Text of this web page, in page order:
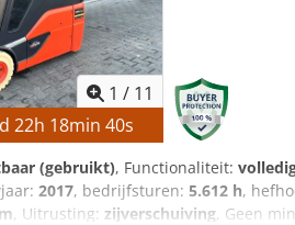
1 / 11
22h 18min 38s
(gebruikt), Functionaliteit:
2017, bedrijfsturen: 5.612 h,
, Uitrusting: zijverschuiving, Geen